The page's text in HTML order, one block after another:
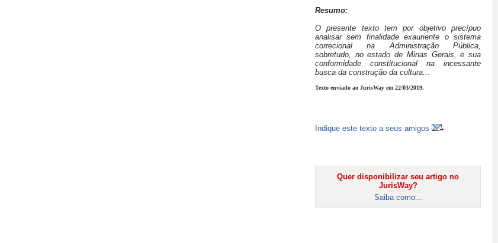
Resumo:
O presente texto tem por objetivo precípuo
analisar sem finalidade exauriente o sistema
correcional na Administração Pública,
sobretudo, no estado de Minas Gerais, e sua
conformidade constitucional na incessante
busca da construção da cultura...
Texto enviado ao JurisWay em 22/03/2019.
Indique este texto a seus amigos
Quer disponibilizar seu artigo no
JurisWay?
Saiba como...